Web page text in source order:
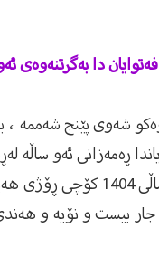
تاوەکو شەوی پێنج
ئەو ساڵە
مانگی شەوالی ساڵی 1404 کۆچی
بیست و نۆیە و